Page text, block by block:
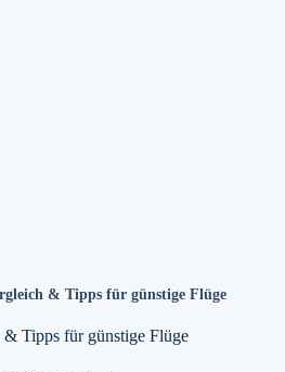
& Tipps für günstige Flüge
Tipps für günstige Flüge